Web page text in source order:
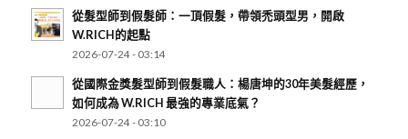
從髮型師到假髮師：一頂假髮，帶領禿頭型男，開啟
W.RICH的起點
2026-07-24 - 03:14
從國際金獎髮型師到假髮職人：楊唐坤的30年美髮經歷，
如何成為 W.RICH 最強的專業底氣？
2026-07-24 - 03:10